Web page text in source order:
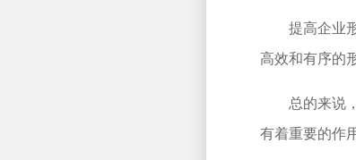
提高企业
高效和有序的
总的来说
有着重要的作